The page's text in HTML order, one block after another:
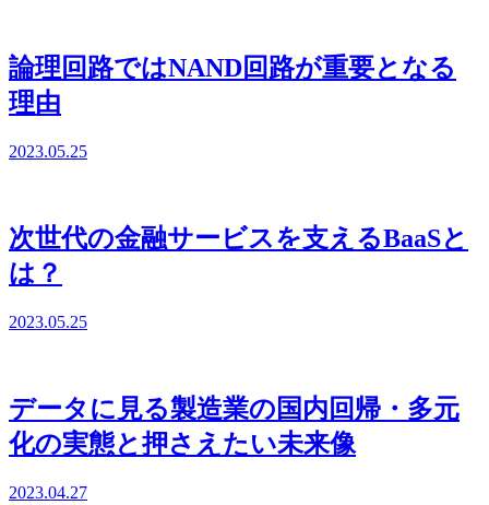
論理回路ではNAND回路が重要となる
理由
2023.05.25
次世代の金融サービスを支えるBaaSと
は？
2023.05.25
データに見る製造業の国内回帰・多元
化の実態と押さえたい未来像
2023.04.27